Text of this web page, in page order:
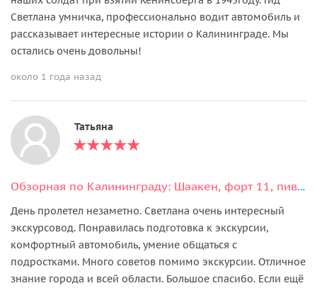
Светлана умничка, профессионально водит автомобиль и
рассказывает интересные истории о Калининграде. Мы
остались очень довольны!
около 1 года назад
Татьяна
Обзорная по Калининграду: Шаакен, форт 11, пивоварня Нессельбек и сыроварня
День пролетел незаметно. Светлана очень интересный
экскурсовод. Понравилась подготовка к экскурсии,
комфортный автомобиль, умение общаться с
подростками. Много советов помимо экскурсии. Отличное
знание города и всей области. Большое спасибо. Если ещё